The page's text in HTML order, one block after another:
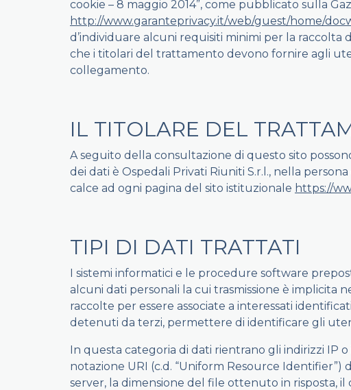
cookie – 8 maggio 2014”, come pubblicato sulla
http://www.garanteprivacy.it/web/guest/home/
d’individuare alcuni requisiti minimi per la raccolta
che i titolari del trattamento devono fornire agli
collegamento.
IL TITOLARE DEL
A seguito della consultazione di questo sito
dei dati è Ospedali Privati Riuniti S.r.l., nella
calce ad ogni pagina del sito istituzionale https://
TIPI DI DATI TRATTATI
I sistemi informatici e le procedure software
alcuni dati personali la cui trasmissione è implicita
raccolte per essere associate a interessati
detenuti da terzi, permettere di identificare gli
In questa categoria di dati rientrano gli indirizzi IP
notazione URI (c.d. “Uniform Resource Identifier”)
server, la dimensione del file ottenuto in risposta,